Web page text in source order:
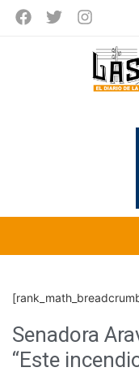
Senadora
“Este